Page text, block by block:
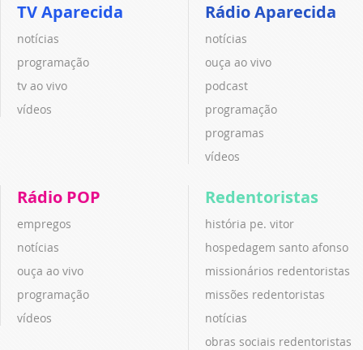
TV Aparecida
notícias
programação
tv ao vivo
vídeos
Rádio Aparecida
notícias
ouça ao vivo
podcast
programação
programas
vídeos
Rádio POP
empregos
notícias
ouça ao vivo
programação
vídeos
Redentoristas
história pe. vitor
hospedagem santo afonso
missionários redentoristas
missões redentoristas
notícias
obras sociais redentoristas